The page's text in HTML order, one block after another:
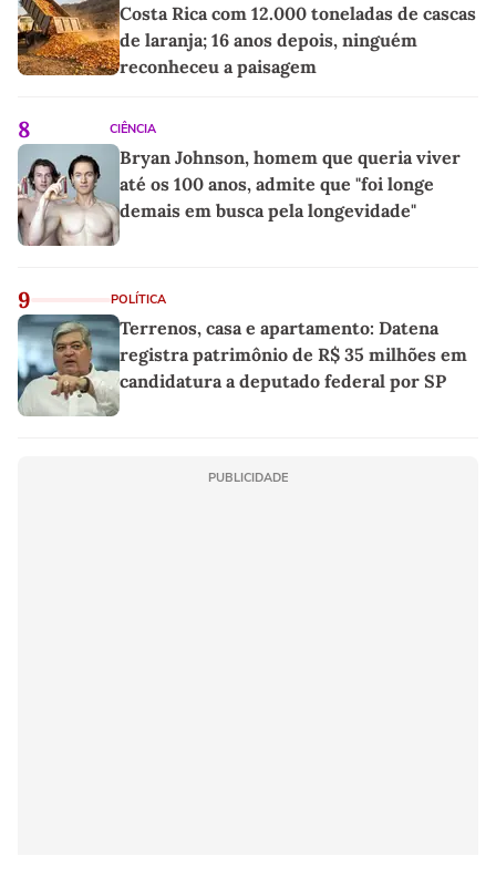
Costa Rica com 12.000 toneladas de cascas
de laranja; 16 anos depois, ninguém
reconheceu a paisagem
8 CIÊNCIA
Bryan Johnson, homem que queria viver
até os 100 anos, admite que "foi longe
demais em busca pela longevidade"
9 POLÍTICA
Terrenos, casa e apartamento: Datena
registra patrimônio de R$ 35 milhões em
candidatura a deputado federal por SP
PUBLICIDADE